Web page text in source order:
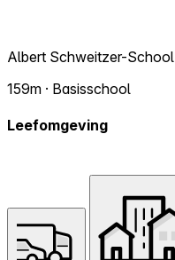
Albert Schweitzer-School
159m · Basisschool
Leefomgeving